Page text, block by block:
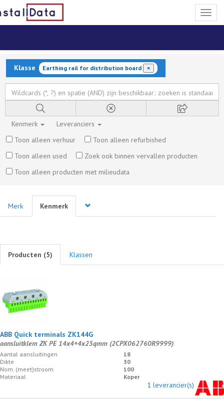
Klasse Earthing rail for distribution board ×
Kenmerk
Leveranciers
Toon alleen verhuur
Toon alleen refurbished
Toon alleen used
Zoek ook binnen vervallen producten
Toon alleen producten met milieudata
Merk Kenmerk
Producten (5) Klassen
ABB Quick terminals ZK144G
aansluitklem ZK PE 14x4+4x25qmm (2CPX062760R9999)
Aantal aansluitingen
18
Dikte
30
Nom. (meet)stroom
100
Materiaal
Koper
1 leverancier(s)